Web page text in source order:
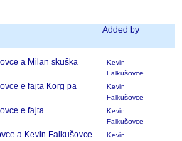
Added by
a Milan skuška
Kevin
Falkušovce
e fajta Korg pa
Kevin
Falkušovce
e fajta
Kevin
Falkušovce
a Kevin Falkušovce
Kevin